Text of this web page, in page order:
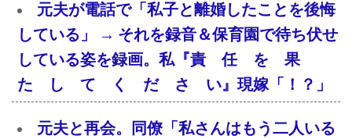
元夫が電話で「私子と離婚したことを後悔
している」 → それを録音＆保育園で待ち伏せ
している姿を録画。私『責 任 を 果
た し て く だ さ い』現嫁「！？」
元夫と再会。同僚「私さんはもう二人いる